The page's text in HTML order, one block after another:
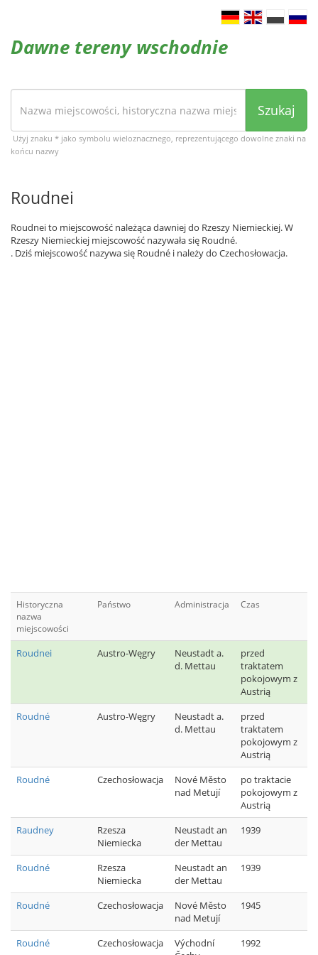
Dawne tereny wschodnie
Szukaj
Użyj znaku * jako symbolu wieloznacznego, reprezentującego dowolne znaki na
końcu nazwy
Roudnei
Roudnei to miejscowość należąca dawniej do Rzeszy Niemieckiej. W
Rzeszy Niemieckiej miejscowość nazywała się Roudné.
. Dziś miejscowość nazywa się Roudné i należy do Czechosłowacja.
Historyczna
nazwa
miejscowości
Państwo Administracja Czas
Roudnei Austro-Węgry
Neustadt a.
d. Mettau
przed
traktatem
pokojowym z
Austrią
Roudné
Austro-Węgry
Neustadt a.
d. Mettau
przed
traktatem
pokojowym z
Austrią
Roudné
Czechosłowacja
Nové Město
nad Metují
po traktacie
pokojowym z
Austrią
Raudney
Rzesza
Niemiecka
Neustadt an
der Mettau
1939
Roudné
Rzesza
Niemiecka
Neustadt an
der Mettau
1939
Roudné Czechosłowacja
Nové Město
nad Metují
1945
Roudné Czechosłowacja
Východní
1992